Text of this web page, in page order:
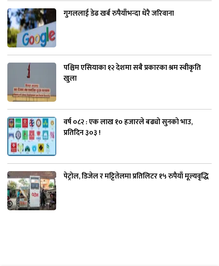
गुगललाई डेढ खर्ब रुपैयाँभन्दा धेरै जरिवाना
पश्चिम एसियाका १२ देशमा सबै प्रकारका श्रम स्वीकृति
खुला
वर्ष ०८२ : एक लाख १० हजारले बढ्यो सुनको भाउ,
प्रतिदिन ३०३ !
पेट्रोल, डिजेल र मट्टितेलमा प्रतिलिटर १५ रुपैयाँ मूल्यवृद्धि